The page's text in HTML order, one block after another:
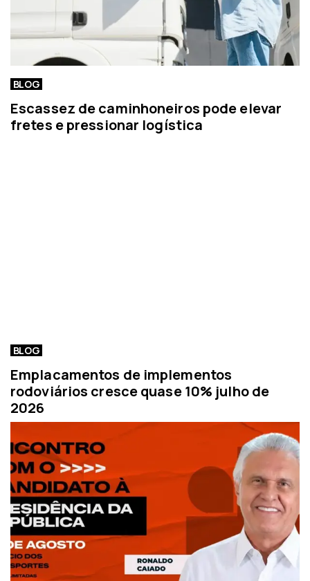
BLOG
Escassez de caminhoneiros pode elevar
fretes e pressionar logística
BLOG
Emplacamentos de implementos
rodoviários cresce quase 10% julho de
2026